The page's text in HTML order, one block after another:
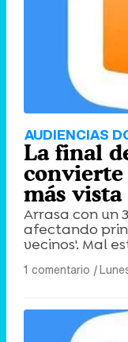
AUDIENCIAS
La final
convierte
más
Arrasa con un
afectando
vecinos'. Mal
1 comentario |